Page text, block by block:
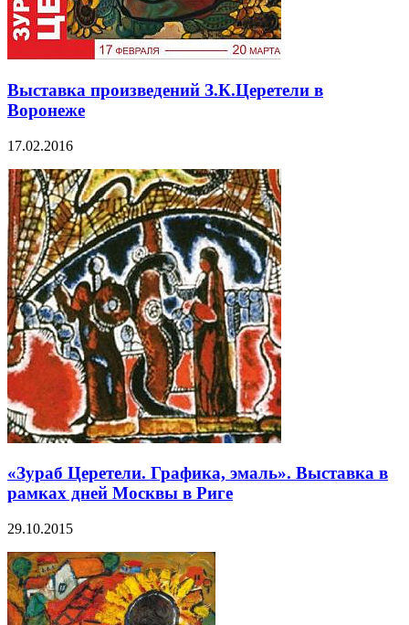
Выставка произведений З.К.Церетели в
Воронеже
17.02.2016
«Зураб Церетели. Графика, эмаль». Выставка в
рамках дней Москвы в Риге
29.10.2015